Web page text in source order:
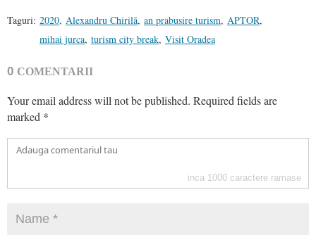
Taguri: 2020, Alexandru Chirilă, an prabusire turism, APTOR,
mihai jurca, turism city break, Visit Oradea
0 COMENTARII
Your email address will not be published. Required fields are
marked *
inca 1000 caractere ramase